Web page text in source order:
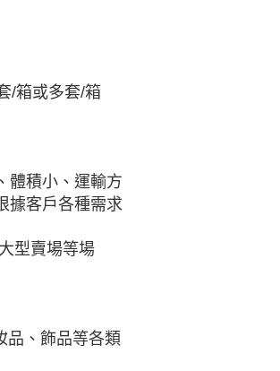
/箱或多套/箱
體積小、運輸方
據客戶各種需求
型賣場等場
品、飾品等各類